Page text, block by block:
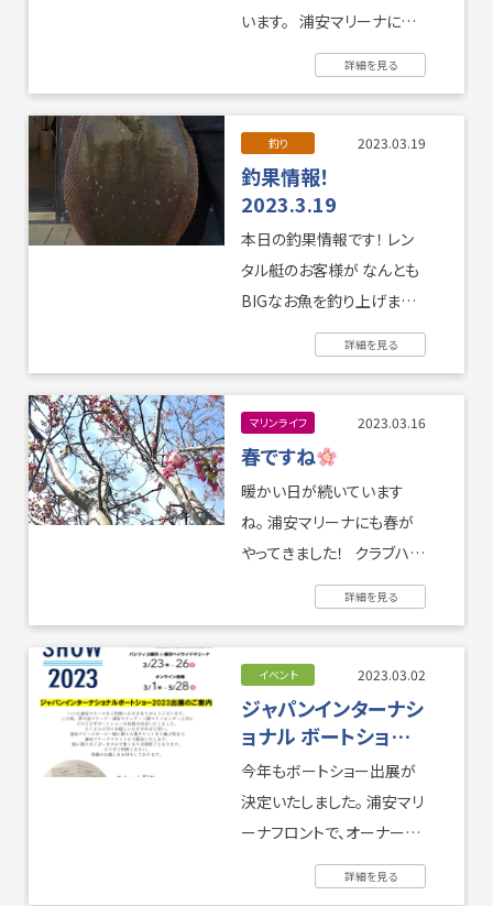
います。 浦安マリーナに桜
の木があることをご存じで
詳細を見る
釣り 2023.03.19
釣果情報！
2023.3.19
本日の釣果情報です！ レン
タル艇のお客様が なんとも
BIGなお魚を釣り上げまし
詳細を見る
マリンライフ 2023.03.16
春ですね
暖かい日が続いています
ね。 浦安マリーナにも春が
やってきました！ クラブハウ
ス入口の桜の木にはピンク
詳細を見る
イベント 2023.03.02
ジャパンインターナシ
ョナル ボートショー
2023
今年もボートショー出展が
決定いたしました。 浦安マリ
ーナフロントで、オーナー様
に本日からチケットを無料
配布しております。（1艇につ
詳細を見る